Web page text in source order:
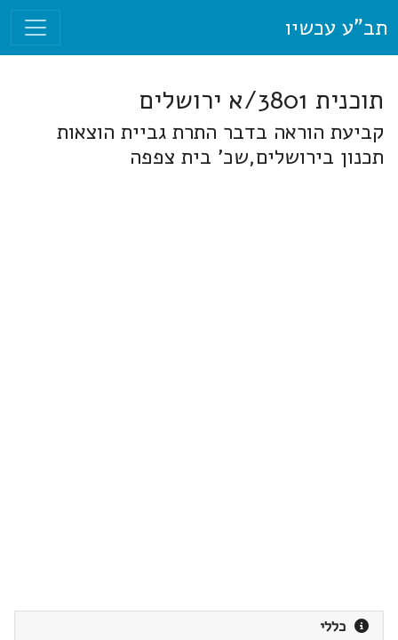
תב"ע עכשיו
תוכנית 3801/א ירושלים
קביעת הוראה בדבר התרת גביית הוצאות
תכנון בירושלים,שכ' בית צפפה
כללי